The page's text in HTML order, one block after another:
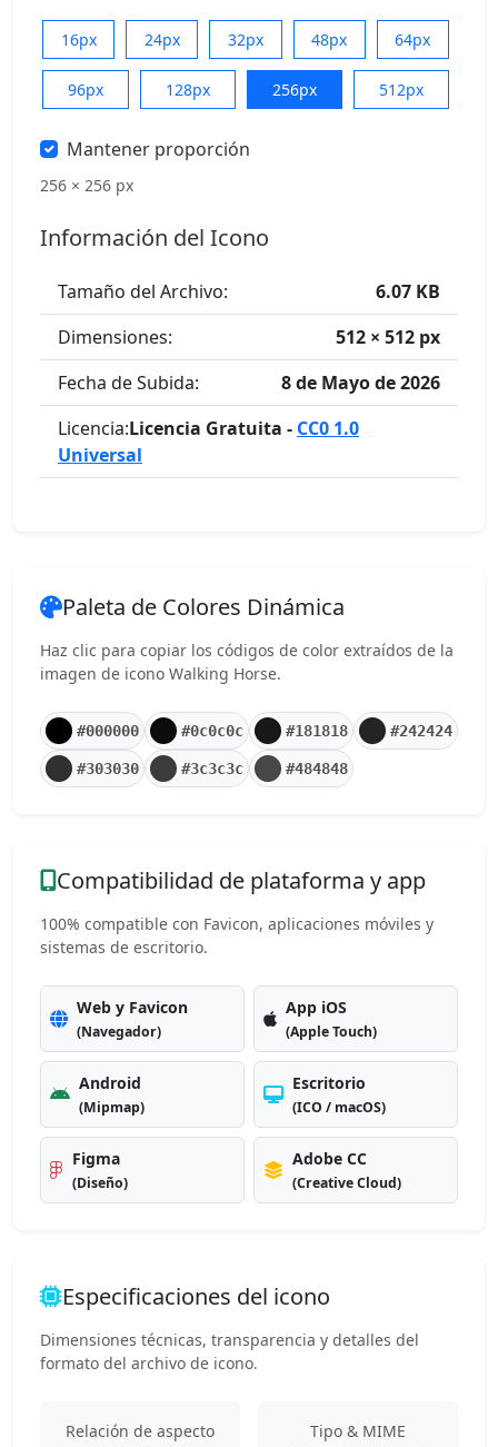
16px 24px 32px 48px 64px
96px 128px 256px 512px
Mantener proporción
256 × 256 px
Información del Icono
Tamaño del Archivo:
6.07 KB
Dimensiones:
512 × 512 px
Fecha de Subida:
8 de Mayo de 2026
Licencia:Licencia Gratuita - CC0 1.0
Universal
Paleta de Colores Dinámica
Haz clic para copiar los códigos de color extraídos de la
imagen de icono Walking Horse.
#000000 #0c0c0c #181818 #242424
#303030 #3c3c3c #484848
Compatibilidad de plataforma y app
100% compatible con Favicon, aplicaciones móviles y
sistemas de escritorio.
Web y Favicon
(Navegador)
App iOS
(Apple Touch)
Android
(Mipmap)
Escritorio
(ICO / macOS)
Figma
(Diseño)
Adobe CC
(Creative Cloud)
Especificaciones del icono
Dimensiones técnicas, transparencia y detalles del
formato del archivo de icono.
Relación de aspecto Tipo & MIME